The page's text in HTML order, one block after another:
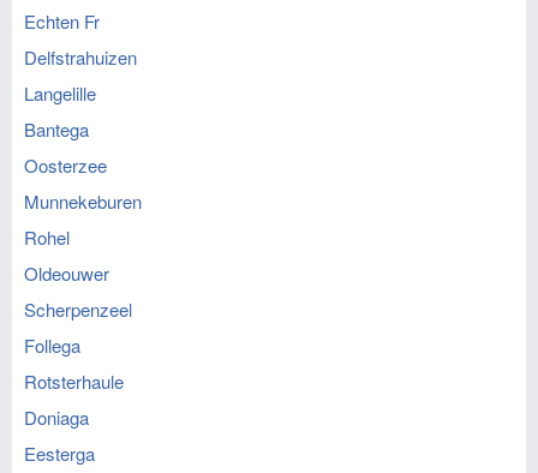
Echten Fr
Delfstrahuizen
Langelille
Bantega
Oosterzee
Munnekeburen
Rohel
Oldeouwer
Scherpenzeel
Follega
Rotsterhaule
Doniaga
Eesterga